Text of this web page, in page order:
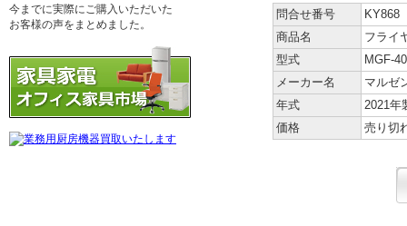
今までに実際にご購入いただいた
お客様の声をまとめました。
問合せ番号
商品名
フライ
型式
MGF-
メーカー名
マルゼ
年式
2021年
価格
売り切